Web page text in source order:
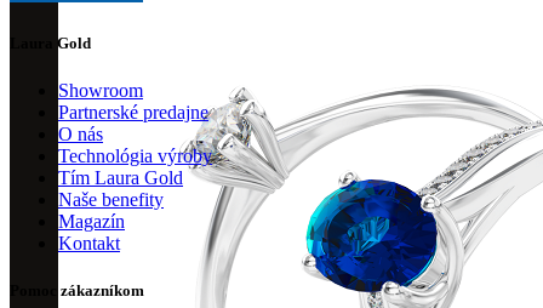
Laura Gold
Showroom
Partnerské predajne
O nás
Technológia výroby
Tím Laura Gold
Naše benefity
Magazín
Kontakt
Pomoc zákazníkom